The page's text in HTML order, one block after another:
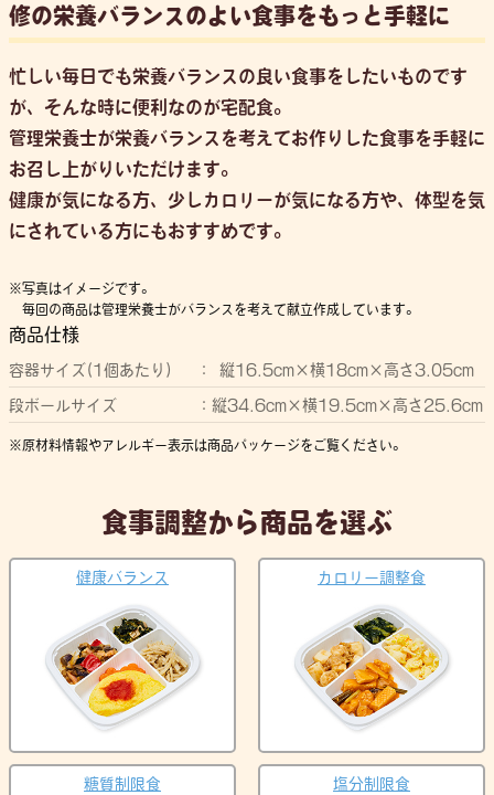
修の栄養バランスのよい食事をもっと手軽に
忙しい毎日でも栄養バランスの良い食事をしたいものです
が、そんな時に便利なのが宅配食。
管理栄養士が栄養バランスを考えてお作りした食事を手軽に
お召し上がりいただけます。
健康が気になる方、少しカロリーが気になる方や、体型を気
にされている方にもおすすめです。
写真はイメージです。
毎回の商品は管理栄養士がバランスを考えて献立作成しています。
商品仕様
容器サイズ(1個あたり) 縦16.5cm×横18cm×高さ3.05cm
段ボールサイズ 縦34.6cm×横19.5cm×高さ25.6cm
原材料情報やアレルギー表示は商品パッケージをご覧ください。
食事調整から商品を選ぶ
健康バランス カロリー調整食
糖質制限食 塩分制限食